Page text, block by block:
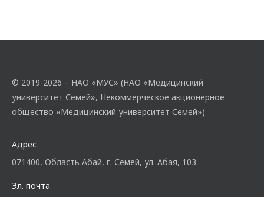
© 2019-2026 – НАО «МУС» (НАО «Медицинский
университет Семей», Некоммерческое акционерное
общество «Медицинский университет Семей»)
Адрес
071400, Область Абай, г. Семей, ул. Абая, 103
Эл. почта